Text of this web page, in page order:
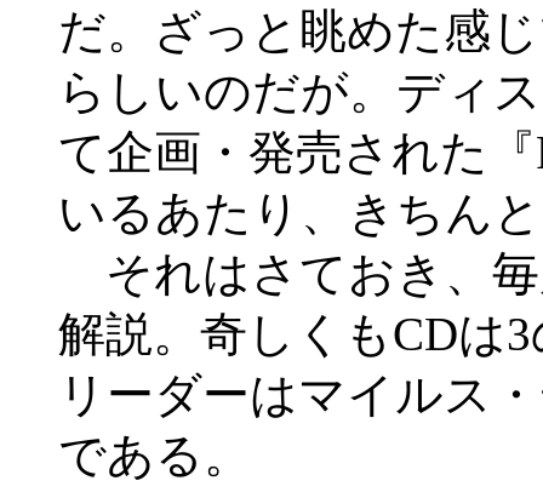
だ。ざっと眺めた感
らしいのだが。ディ
て企画・発売された
いるあたり、きちん
それはさておき、
解説。奇しくもCDは
リーダーはマイルス
である。